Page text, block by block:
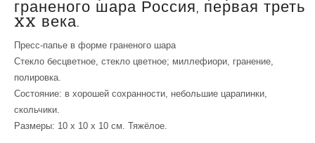
граненого шара Россия, первая треть
XX века.
Пресс-папье в форме граненого шара
Стекло бесцветное, стекло цветное; миллефиори, гранение,
полировка.
Состояние: в хорошей сохранности, небольшие царапинки,
скольчики.
Размеры: 10 х 10 х 10 см. Тяжёлое.